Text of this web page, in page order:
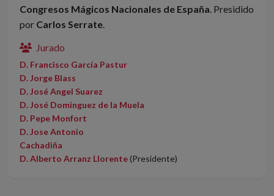
Congresos Mágicos Nacionales de España . Presidido
por Carlos Serrate
Jurado
D. Francisco García Pastur
D. Jorge Blass
D. José Angel Suarez
D. José Dominguez de la Muela
D. Pepe Monfort
D. Jose Antonio
Cachadiña
D. Alberto Arranz Llorente(Presidente)